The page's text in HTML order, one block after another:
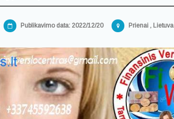
Publikavimo data: 2022/12/20 Prienai , Lietuva